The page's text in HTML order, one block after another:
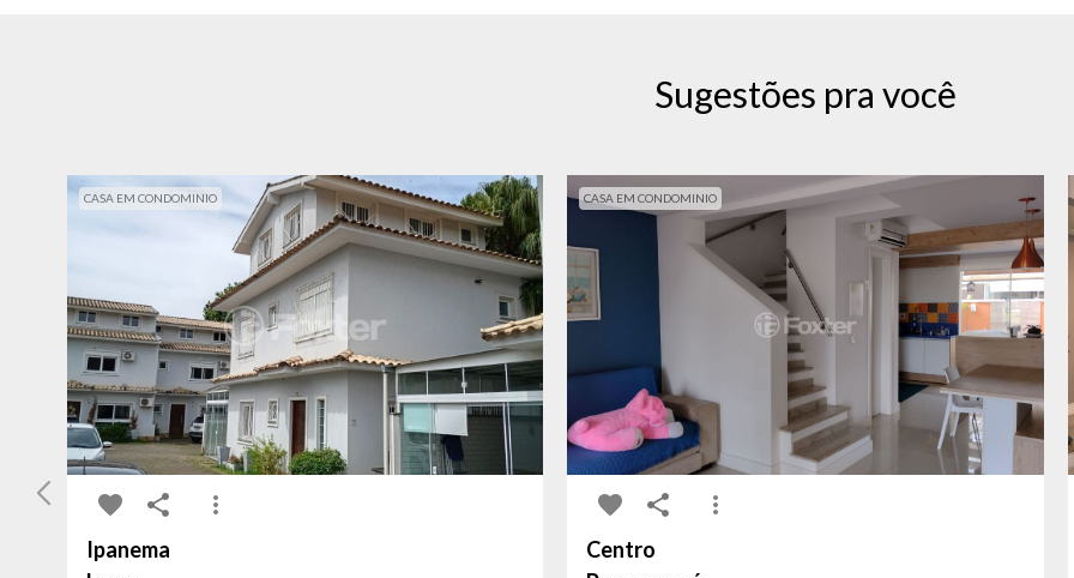
Sugestões pra você
CASA EM CONDOMINIO
Ipanema
CASA EM CONDOMINIO
Centro